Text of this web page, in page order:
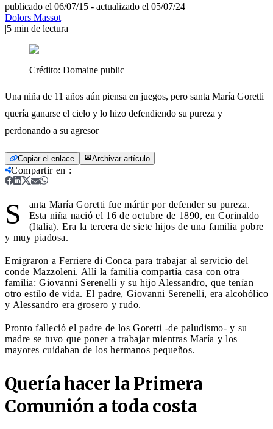
publicado el 06/07/15 - actualizado el 05/07/24|
Dolors Massot
|5 min de lectura
Crédito: Domaine public
Una niña de 11 años aún piensa en juegos, pero santa María Goretti
quería ganarse el cielo y lo hizo defendiendo su pureza y
perdonando a su agresor
Copiar el enlace Archivar artículo
Compartir en :
S
anta María Goretti fue mártir por defender su pureza.
Esta niña nació el 16 de octubre de 1890, en Corinaldo
(Italia). Era la tercera de siete hijos de una familia pobre
y muy piadosa.
Emigraron a Ferriere di Conca para trabajar al servicio del
conde Mazzoleni. Allí la familia compartía casa con otra
familia: Giovanni Serenelli y su hijo Alessandro, que tenían
otro estilo de vida. El padre, Giovanni Serenelli, era alcohólico
y Alessandro era grosero y rudo.
Pronto falleció el padre de los Goretti -de paludismo- y su
madre se tuvo que poner a trabajar mientras María y los
mayores cuidaban de los hermanos pequeños.
Quería hacer la Primera
Comunión a toda costa